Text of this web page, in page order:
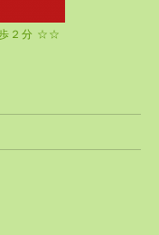
２分 ☆☆